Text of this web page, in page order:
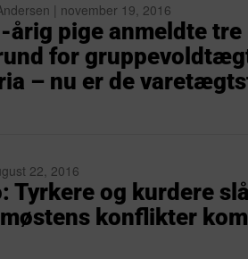
| november 19, 2016
årig pige anmeldte
for
– nu er de
22, 2016
Tyrkere og kurdere
konflikter